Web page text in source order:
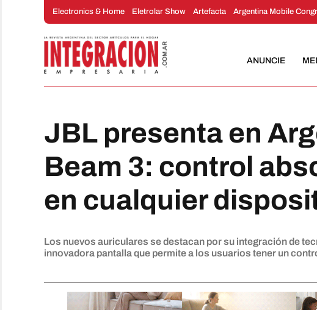
Electronics & Home Eletrolar Show Artefacta Argentina Mobile
ANUNCIE
JBL presenta en
Beam 3: control
en cualquier
Los nuevos auriculares se destacan por su integración de
innovadora pantalla que permite a los usuarios tener un